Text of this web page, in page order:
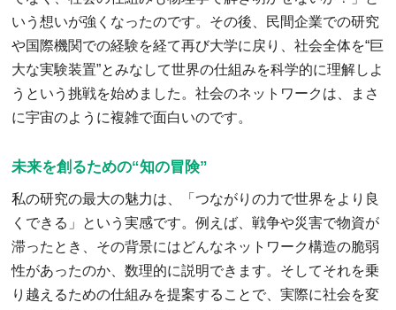
いう想いが強くなったのです。その後、民間企業での研究
や国際機関での経験を経て再び大学に戻り、社会全体を“巨
大な実験装置”とみなして世界の仕組みを科学的に理解しよ
うという挑戦を始めました。社会のネットワークは、まさ
に宇宙のように複雑で面白いのです。
未来を創るための“知の冒険”
私の研究の最大の魅力は、「つながりの力で世界をより良
くできる」という実感です。例えば、戦争や災害で物資が
滞ったとき、その背景にはどんなネットワーク構造の脆弱
性があったのか、数理的に説明できます。そしてそれを乗
り越えるための仕組みを提案することで、実際に社会を変